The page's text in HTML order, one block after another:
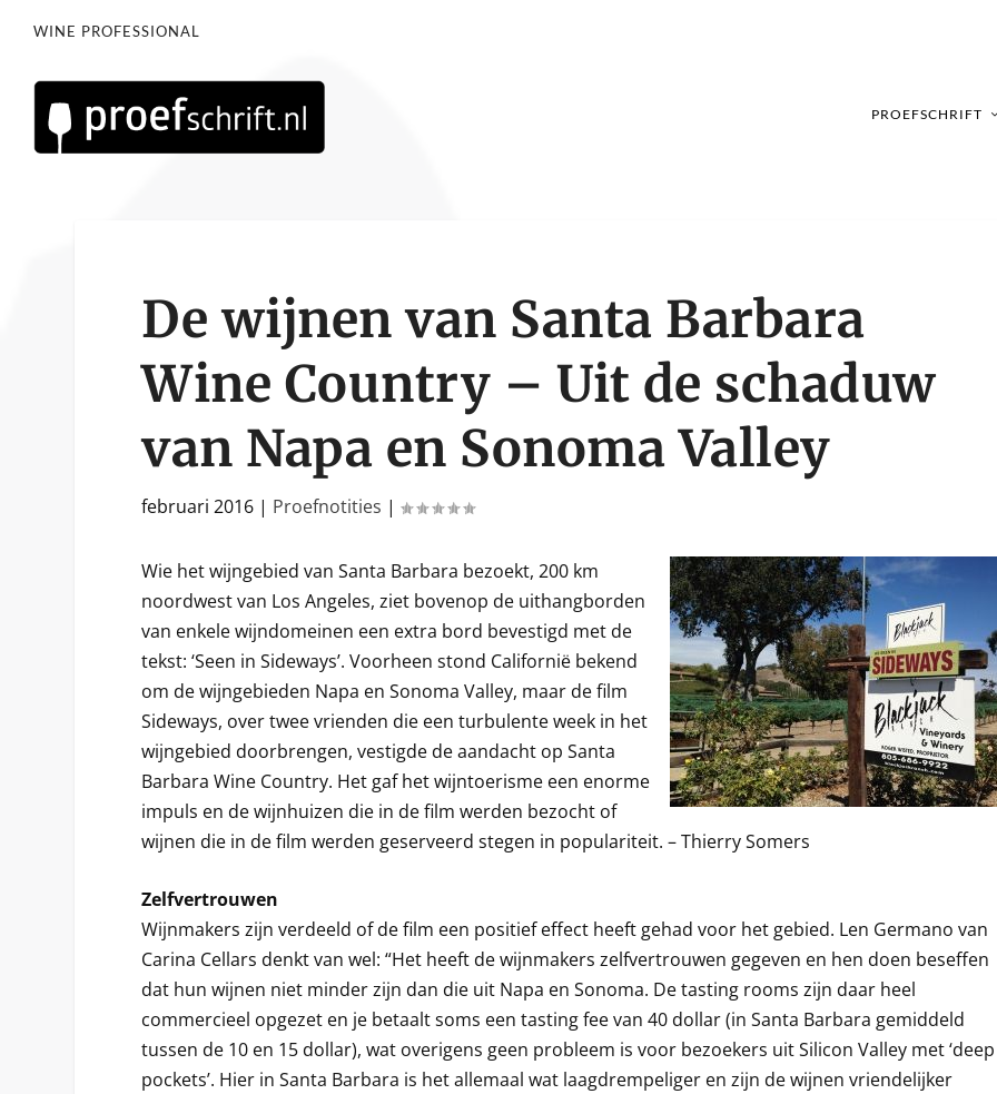
WINE PROFESSIONAL
PROEFSCHRIFT
De wijnen van Santa Barbara
Wine Country – Uit de schaduw
van Napa en Sonoma Valley
februari 2016 | Proefnotities |
Wie het wijngebied van Santa Barbara bezoekt, 200 km
noordwest van Los Angeles, ziet bovenop de uithangborden
van enkele wijndomeinen een extra bord bevestigd met de
tekst: ‘Seen in Sideways’. Voorheen stond Californië bekend
om de wijngebieden Napa en Sonoma Valley, maar de film
Sideways, over twee vrienden die een turbulente week in het
wijngebied doorbrengen, vestigde de aandacht op Santa
Barbara Wine Country. Het gaf het wijntoerisme een enorme
impuls en de wijnhuizen die in de film werden bezocht of
wijnen die in de film werden geserveerd stegen in populariteit. – Thierry Somers
Zelfvertrouwen
Wijnmakers zijn verdeeld of de film een positief effect heeft gehad voor het gebied. Len Germano van
Carina Cellars denkt van wel: “Het heeft de wijnmakers zelfvertrouwen gegeven en hen doen beseffen
dat hun wijnen niet minder zijn dan die uit Napa en Sonoma. De tasting rooms zijn daar heel
commercieel opgezet en je betaalt soms een tasting fee van 40 dollar (in Santa Barbara gemiddeld
tussen de 10 en 15 dollar), wat overigens geen probleem is voor bezoekers uit Silicon Valley met ‘deep
pockets’. Hier in Santa Barbara is het allemaal wat laagdrempeliger en zijn de wijnen vriendelijker